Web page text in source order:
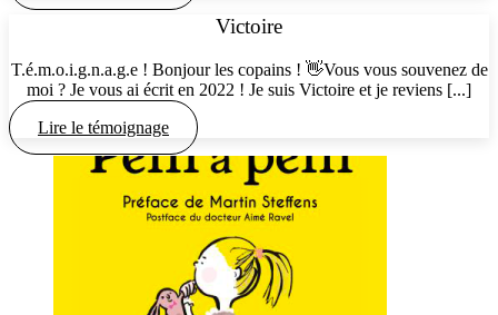
Victoire
T.é.m.o.i.g.n.a.g.e ! Bonjour les copains ! 👋Vous vous souvenez de
moi ? Je vous ai écrit en 2022 ! Je suis Victoire et je reviens [...]
Lire le témoignage